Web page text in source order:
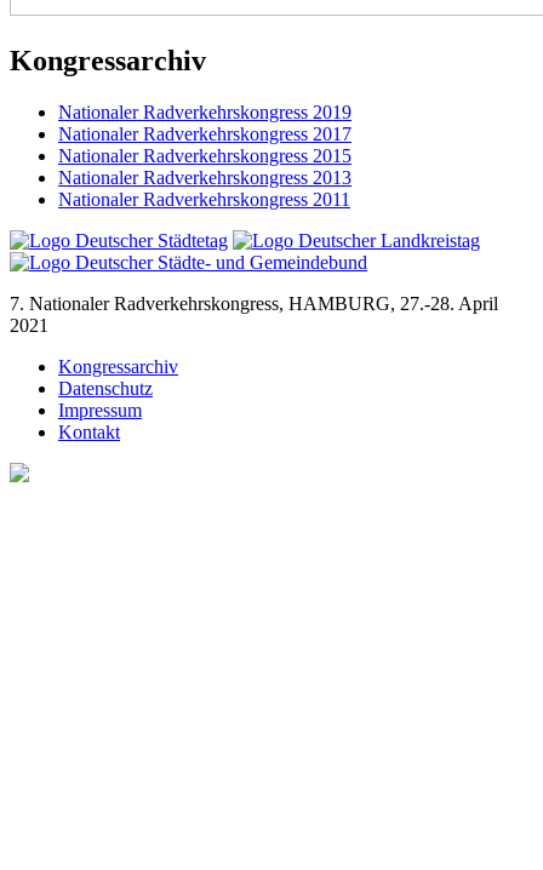
Kongressarchiv
Nationaler Radverkehrskongress 2019
Nationaler Radverkehrskongress 2017
Nationaler Radverkehrskongress 2015
Nationaler Radverkehrskongress 2013
Nationaler Radverkehrskongress 2011
7. Nationaler Radverkehrskongress, HAMBURG, 27.-28. April
2021
Kongressarchiv
Datenschutz
Impressum
Kontakt